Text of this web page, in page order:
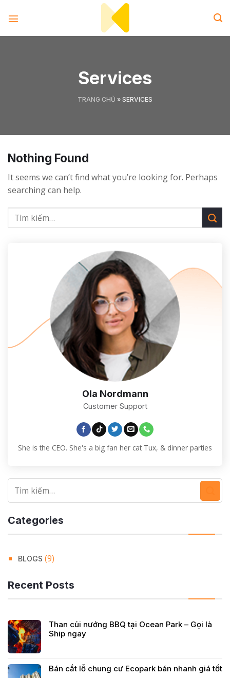
Services
TRANG CHỦ » SERVICES
Nothing Found
It seems we can’t find what you’re looking for. Perhaps
searching can help.
Ola Nordmann
Customer Support
She is the CEO. She's a big fan her cat Tux, & dinner parties
Categories
BLOGS (9)
Recent Posts
Than củi nướng BBQ tại Ocean Park – Gọi là
Ship ngay
Bán cắt lỗ chung cư Ecopark bán nhanh giá tốt